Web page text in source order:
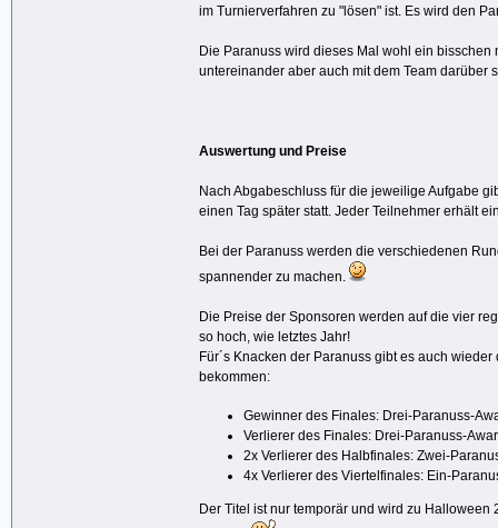
im Turnierverfahren zu "lösen" ist. Es wird den
Die Paranuss wird dieses Mal wohl ein
untereinander aber auch mit dem Team darüber
Auswertung und Preise
Nach Abgabeschluss für die jeweilige Aufgabe
einen Tag später statt. Jeder Teilnehmer erhält
Bei der Paranuss werden die verschiedenen
spannender zu machen.
Die Preise der Sponsoren werden auf die vier
so hoch, wie letztes Jahr!
Für´s Knacken der Paranuss gibt es auch
bekommen:
Gewinner des Finales: Drei-Paranuss-
Verlierer des Finales: Drei-Paranuss-
2x Verlierer des Halbfinales: Zwei-
4x Verlierer des Viertelfinales: Ein-
Der Titel ist nur temporär und wird zu